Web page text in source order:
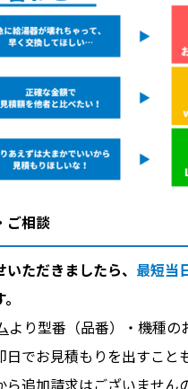
ご相談
ただきましたら、 最短当
より型番（品番）・機種の
日でお見積もりを出すこと
ら追加請求はございません